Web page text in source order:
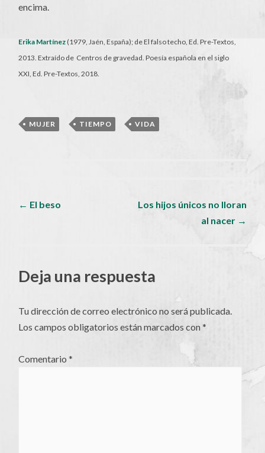
encima.
Erika Martínez (1979, Jaén, España); de El falso techo, Ed. Pre-Textos,
2013. Extraído de Centros de gravedad. Poesía española en el siglo
XXI, Ed. Pre-Textos, 2018.
MUJER , TIEMPO , VIDA
Navegador
artículos
← El beso
Los hijos únicos no lloran
al nacer →
Deja una respuesta
Tu dirección de correo electrónico no será publicada.
Los campos obligatorios están marcados con*
Comentario*